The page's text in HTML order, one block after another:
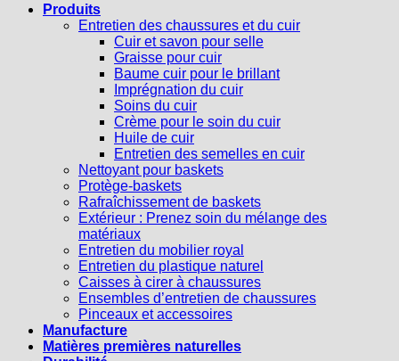
Produits
Entretien des chaussures et du cuir
Cuir et savon pour selle
Graisse pour cuir
Baume cuir pour le brillant
Imprégnation du cuir
Soins du cuir
Crème pour le soin du cuir
Huile de cuir
Entretien des semelles en cuir
Nettoyant pour baskets
Protège-baskets
Rafraîchissement de baskets
Extérieur : Prenez soin du mélange des
matériaux
Entretien du mobilier royal
Entretien du plastique naturel
Caisses à cirer à chaussures
Ensembles d’entretien de chaussures
Pinceaux et accessoires
Manufacture
Matières premières naturelles